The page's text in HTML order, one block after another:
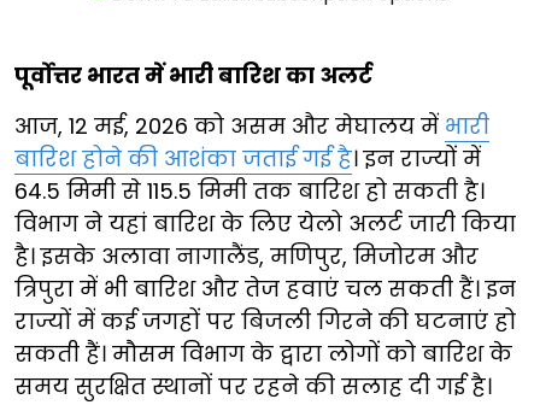
पूर्वोत्तर भारत में भारी बारिश का अलर्ट
आज, 12 मई, 2026 को असम और मेघालय में भारी
बारिश होने की आशंका जताई गई है। इन राज्यों में
64.5 मिमी से 115.5 मिमी तक बारिश हो सकती है।
विभाग ने यहां बारिश के लिए येलो अलर्ट जारी किया
है। इसके अलावा नागालैंड, मणिपुर, मिजोरम और
त्रिपुरा में भी बारिश और तेज हवाएं चल सकती हैं। इन
राज्यों में कई जगहों पर बिजली गिरने की घटनाएं हो
सकती हैं। मौसम विभाग के द्वारा लोगों को बारिश के
समय सुरक्षित स्थानों पर रहने की सलाह दी गई है।